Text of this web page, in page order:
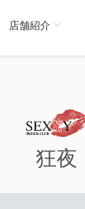
店舗紹介
狂夜